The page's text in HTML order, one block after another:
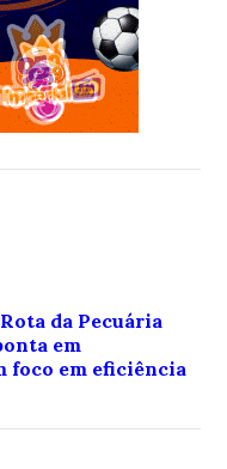
da Pecuária
em
foco em eficiência